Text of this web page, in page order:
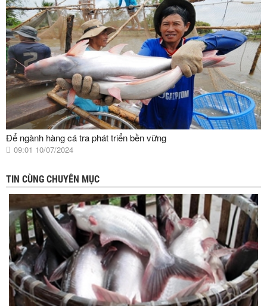
Để ngành hàng cá tra phát triển bền vững
09:01 10/07/2024
TIN CÙNG CHUYÊN MỤC